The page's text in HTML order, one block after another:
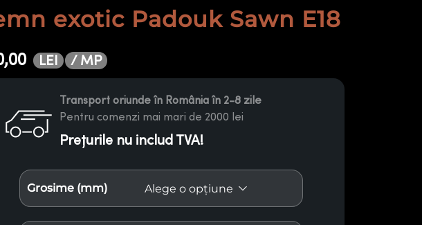
exotic Padouk Sawn E18
LEI / MP
Transport oriunde în România în 2-8 zile
Pentru comenzi mai mari de 2000 lei
Prețurile nu includ TVA!
Grosime (mm)